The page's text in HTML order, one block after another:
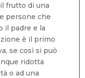
frutto di una
persone che
il padre e la
è il primo
se così si può
ridotta
o ad una